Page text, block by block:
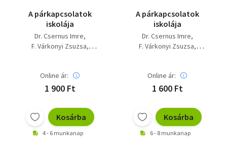
Társadalomtudomány
Természettudomány
A párkapcsolatok
iskolája
Dr. Csernus Imre
F. Várkonyi Zsuzsa
Sz. Mikus Edit
Szendi Gábor
Vekerdy Tamás
Online ár:
1 900 Ft
Kosárba
4 - 6 munkanap
A párkapcsolatok
iskolája
Dr. Csernus Imre
F. Várkonyi Zsuzsa
Sz. Mikus Edit
Szendi Gábor
Vekerdy Tamás
Online ár:
1 600 Ft
Kosárba
6 - 8 munkanap